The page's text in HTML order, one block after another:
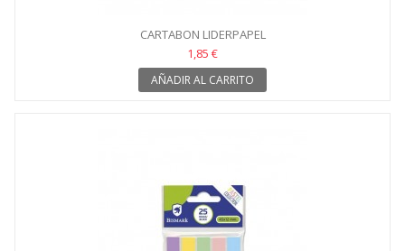
CARTABON LIDERPAPEL
1,85 €
AÑADIR AL CARRITO